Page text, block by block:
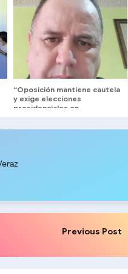
“Oposición mantiene cautela
y exige elecciones
presidenciales en
Previous Post